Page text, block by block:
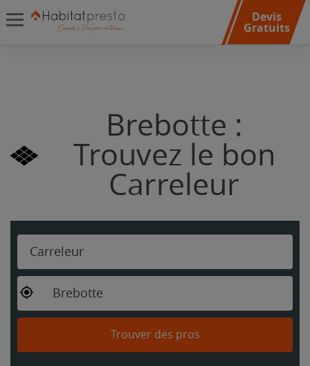
Devis
Gratuits
Brebotte :
Trouvez le bon
Carreleur
Carreleur
Brebotte
Trouver des pros